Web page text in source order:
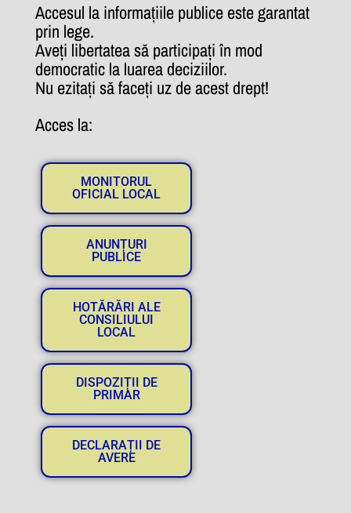
Accesul la informațiile publice este garantat
prin lege.
Aveți libertatea să participați în mod
democratic la luarea deciziilor.
Nu ezitați să faceți uz de acest drept!
Acces la:
MONITORUL
OFICIAL LOCAL
ANUNȚURI
PUBLICE
HOTĂRĂRI ALE
CONSILIULUI
LOCAL
DISPOZIȚII DE
PRIMAR
DECLARAȚII DE
AVERE